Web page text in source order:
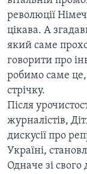
революції
цікава. А
який саме
говорити про
робимо саме
стрічку.
Після
журналістів,
дискусії про
Україні,
Одначе зі